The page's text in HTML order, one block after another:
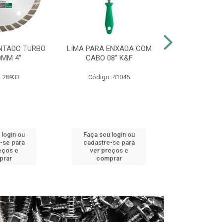
TURBO
4”
28933
login ou
se para
e
LIMA PARA ENXADA COM
CABO 08” K&F
Código: 41046
Faça seu login ou
cadastre-se para
ver preços e
comprar